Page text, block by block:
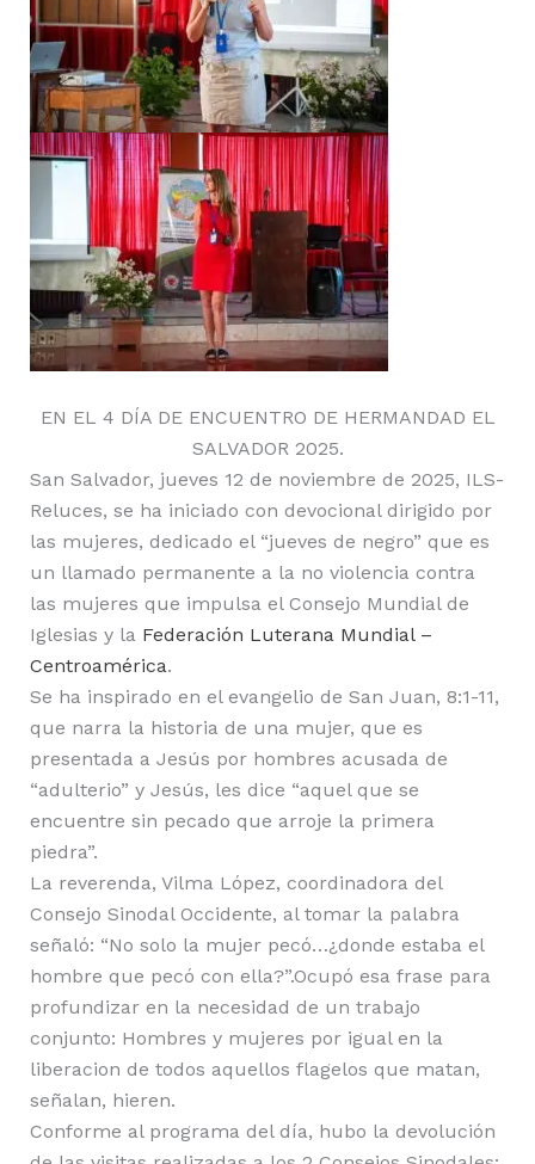
EN EL 4 DÍA DE ENCUENTRO DE HERMANDAD EL
SALVADOR 2025.
San Salvador, jueves 12 de noviembre de 2025, ILS-
Reluces, se ha iniciado con devocional dirigido por
las mujeres, dedicado el “jueves de negro” que es
un llamado permanente a la no violencia contra
las mujeres que impulsa el Consejo Mundial de
Iglesias y la Federación Luterana Mundial –
Centroamérica.
Se ha inspirado en el evangelio de San Juan, 8:1-11,
que narra la historia de una mujer, que es
presentada a Jesús por hombres acusada de
“adulterio” y Jesús, les dice “aquel que se
encuentre sin pecado que arroje la primera
piedra”.
La reverenda, Vilma López, coordinadora del
Consejo Sinodal Occidente, al tomar la palabra
señaló: “No solo la mujer pecó…¿donde estaba el
hombre que pecó con ella?”.Ocupó esa frase para
profundizar en la necesidad de un trabajo
conjunto: Hombres y mujeres por igual en la
liberacion de todos aquellos flagelos que matan,
señalan, hieren.
Conforme al programa del día, hubo la devolución